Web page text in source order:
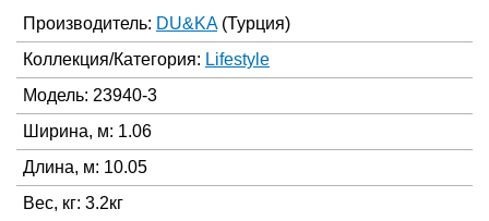
Производитель: DU&KA (Турция)
Коллекция/Категория: Lifestyle
Модель: 23940-3
Ширина, м: 1.06
Длина, м: 10.05
Вес, кг: 3.2кг